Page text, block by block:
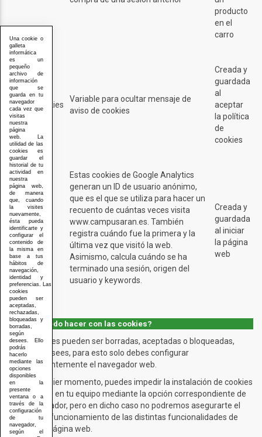
producto
en el
carro
ley_cookies
Variable para ocultar mensaje de
aviso de cookies
Creada y
guardada
al
aceptar
la política
de
cookies
_utma
_utmb
_utmc
_utmv
_utmz
Estas cookies de Google Analytics
generan un ID de usuario anónimo,
que es el que se utiliza para hacer un
recuento de cuántas veces visita
www.campusaran.es. También
registra cuándo fue la primera y la
última vez que visitó la web.
Asimismo, calcula cuándo se ha
terminado una sesión, origen del
usuario y keywords.
Creada y
guardada
al iniciar
la página
web
¿Qué puedo hacer con las cookies?
Las cookies pueden ser borradas, aceptadas o bloqueadas,
según desees, para esto solo debes configurar
convenientemente el navegador web.
En cualquier momento, puedes impedir la instalación de cookies
(bloqueo) en tu equipo mediante la opción correspondiente de
tu navegador, pero en dicho caso no podremos asegurarte el
correcto funcionamiento de las distintas funcionalidades de
nuestra página web.
Una cookie o
galleta
informática
es un
pequeño
archivo de
información
que se
guarda en tu
navegador
cada vez que
visitas
nuestra
página
web. La
utilidad de las
cookies es
guardar el
historial de tu
actividad en
nuestra
página web,
de manera
que, cuando
la visites
nuevamente,
ésta pueda
identificarte y
configurar el
contenido de
la misma en
base a tus
hábitos de
navegación,
identidad y
preferencias. Las
cookies
pueden ser
aceptadas,
rechazadas,
bloqueadas y
borradas,
según
desees. Ello
podrás
hacerlo
mediante las
opciones
disponibles
en la
presente
ventana o a
través de la
configuración
de tu
navegador,
según el